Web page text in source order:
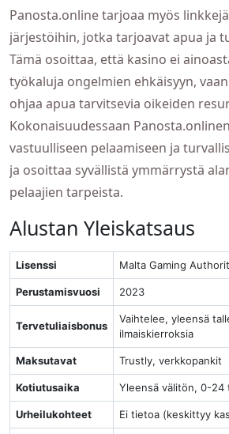
Panosta.online tarjoaa myös
järjestöihin, jotka tarjoavat apua ja
Tämä osoittaa, että kasino ei
työkaluja ongelmien ehkäisyyn,
ohjaa apua tarvitsevia oikeiden
Kokonaisuudessaan
vastuulliseen pelaamiseen ja
ja osoittaa syvällistä ymmärrystä
pelaajien tarpeista.
Alustan Yleiskatsaus
Lisenssi Malta Gaming
Perustamisvuosi 2023
Tervetuliaisbonus
Vaihtelee, yleensä
ilmaiskierroksia
Maksutavat Trustly, verkkopankit
Kotiutusaika Yleensä välitön, 0-24
Urheilukohteet Ei tietoa (keskittyy